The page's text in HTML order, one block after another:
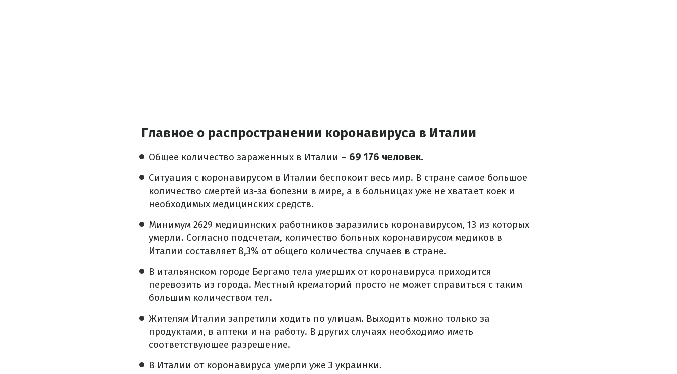
Главное о распространении коронавируса в Италии
Общее количество зараженных в Италии – 69 176 человек.
Ситуация с коронавирусом в Италии беспокоит весь мир. В стране самое большое
количество смертей из-за болезни в мире, а в больницах уже не хватает коек и
необходимых медицинских средств.
Минимум 2629 медицинских работников заразились коронавирусом, 13 из которых
умерли. Согласно подсчетам, количество больных коронавирусом медиков в
Италии составляет 8,3% от общего количества случаев в стране.
В итальянском городе Бергамо тела умерших от коронавируса приходится
перевозить из города. Местный крематорий просто не может справиться с таким
большим количеством тел.
Жителям Италии запретили ходить по улицам. Выходить можно только за
продуктами, в аптеки и на работу. В других случаях необходимо иметь
соответствующее разрешение.
В Италии от коронавируса умерли уже 3 украинки.